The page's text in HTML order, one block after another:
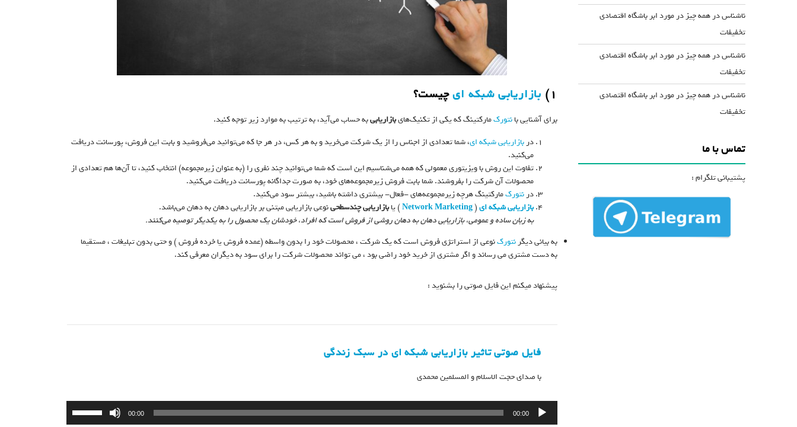
۱) بازاریابی شبکه ایچیست؟
برای آشنایی بانتورکمارکتینگ که یکی از تکنیک‌هایبازاریابیبه حساب می‌آید، به ترتیب به موارد زیر توجه کنید.
دربازاریابی شبکه ای، شما تعدادی از اجناس را از یک شرکت می‌خرید و به هر کس، در هر جا که می‌توانید می‌فروشید و بابت این فروش، پورسانت دریافت
می‌کنید.
تفاوت این روش با ویزیتوری معمولی که همه می‌شناسیم این است که شما می‌توانید چند نفری را (به عنوان زیرمجموعه) انتخاب کنید، تا آن‌ها هم تعدادی از
محصولات آن شرکت را بفروشند. شما بابت فروش زیرمجموعه‌های خود، به صورت جداگانه پورسانت دریافت می‌کنید.
درنتورکمارکتینگ هرچه زیرمجموعه‌های -فعال- بیشتری داشته باشید، بیشتر سود می‌کنید.
بازاریابی شبکه ای(
Network Marketing) یابازاریابی چندسطحینوعی بازاریابی مبتنی بر بازاریابی دهان به دهان می‌باشد.
به زبان ساده و عمومی، بازاریابی دهان به دهان روشی از فروش است که افراد، خودشان یک محصول را به یکدیگر توصیه می‌کنند.
به بیانی دیگرنتورکنوعی از استراتژی فروش است که یک شرکت ، محصولات خود را بدون واسطه (عمده فروش یا خرده فروش ) و حتی بدون تبلیغات ، مستقیما
به دست مشتری می رساند و اگر مشتری از خرید خود راضی بود ، می تواند محصولات شرکت را برای سود به دیگران معرفی کند.
پیشنهاد میکنم این فایل صوتی را بشنوید :
فایل صوتی تاثیر بازاریابی شبکه ای در سبک زندگی
با صدای حجت الاسلام و المسلمین محمدی
پخش‌کننده
صوت
00:00
00:00
ناشناسدر همه چیز در مورد ابر باشگاه اقتصادی
تخفیفات
ناشناسدر همه چیز در مورد ابر باشگاه اقتصادی
تخفیفات
ناشناسدر همه چیز در مورد ابر باشگاه اقتصادی
تخفیفات
تماس با ما
پشتیبانی تلگرام :